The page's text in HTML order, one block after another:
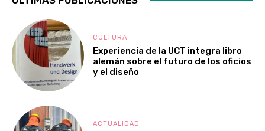
CULTURA
Experiencia de la UCT integra libro
alemán sobre el futuro de los oficios
y el diseño
ACTUALIDAD